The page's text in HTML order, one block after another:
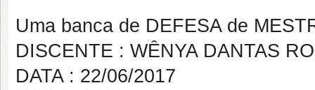
Uma banca de DEFESA de
DISCENTE : WÊNYA DANTAS
DATA : 22/06/2017